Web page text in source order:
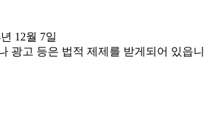
12월 7일
광고 등은 법적 제제를 받게되어 있읍니